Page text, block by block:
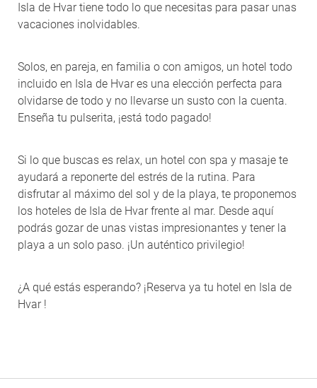
Isla de Hvar tiene todo lo que necesitas para pasar unas
vacaciones inolvidables.
Solos, en pareja, en familia o con amigos, un hotel todo
incluido en Isla de Hvar es una elección perfecta para
olvidarse de todo y no llevarse un susto con la cuenta.
Enseña tu pulserita, ¡está todo pagado!
Si lo que buscas es relax, un hotel con spa y masaje te
ayudará a reponerte del estrés de la rutina. Para
disfrutar al máximo del sol y de la playa, te proponemos
los hoteles de Isla de Hvar frente al mar. Desde aquí
podrás gozar de unas vistas impresionantes y tener la
playa a un solo paso. ¡Un auténtico privilegio!
¿A qué estás esperando? ¡Reserva ya tu hotel en Isla de
Hvar !